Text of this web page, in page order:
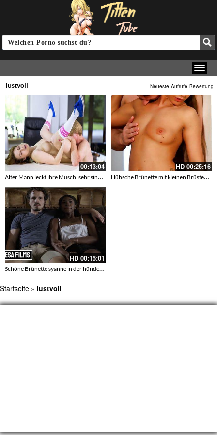
lustvoll Neueste Aufrufe Bewertung
00:13:04
Alter Mann leckt ihre Muschi sehr sinnlich
HD 00:25:16
Hübsche Brünette mit kleinen Brüsten bläst und fickt
HD 00:15:01
Schöne Brünette syanne in der hündchenstellung gefickt
Startseite » lustvoll